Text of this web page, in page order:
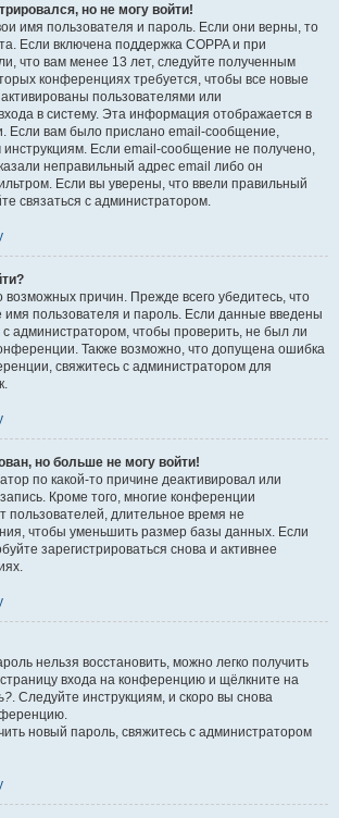
но не могу войти!
имя пользователя и пароль. Если они верны, то
Если включена поддержка COPPA и при
что вам менее 13 лет, следуйте полученным
конференциях требуется, чтобы все новые
пользователями или
в систему. Эта информация отображается в
Если вам было прислано email-сообщение,
Если email-сообщение не получено,
неправильный адрес email либо он
Если вы уверены, что ввели правильный
связаться с администратором.
возможных причин. Прежде всего убедитесь, что
имя пользователя и пароль. Если данные введены
с администратором, чтобы проверить, не был ли
Также возможно, что допущена ошибка
свяжитесь с администратором для
но больше не могу войти!
по какой-то причине деактивировал или
Кроме того, многие конференции
пользователей, длительное время не
чтобы уменьшить размер базы данных. Если
зарегистрироваться снова и активнее
нельзя восстановить, можно легко получить
входа на конференцию и щёлкните на
. Следуйте инструкциям, и скоро вы снова
новый пароль, свяжитесь с администратором